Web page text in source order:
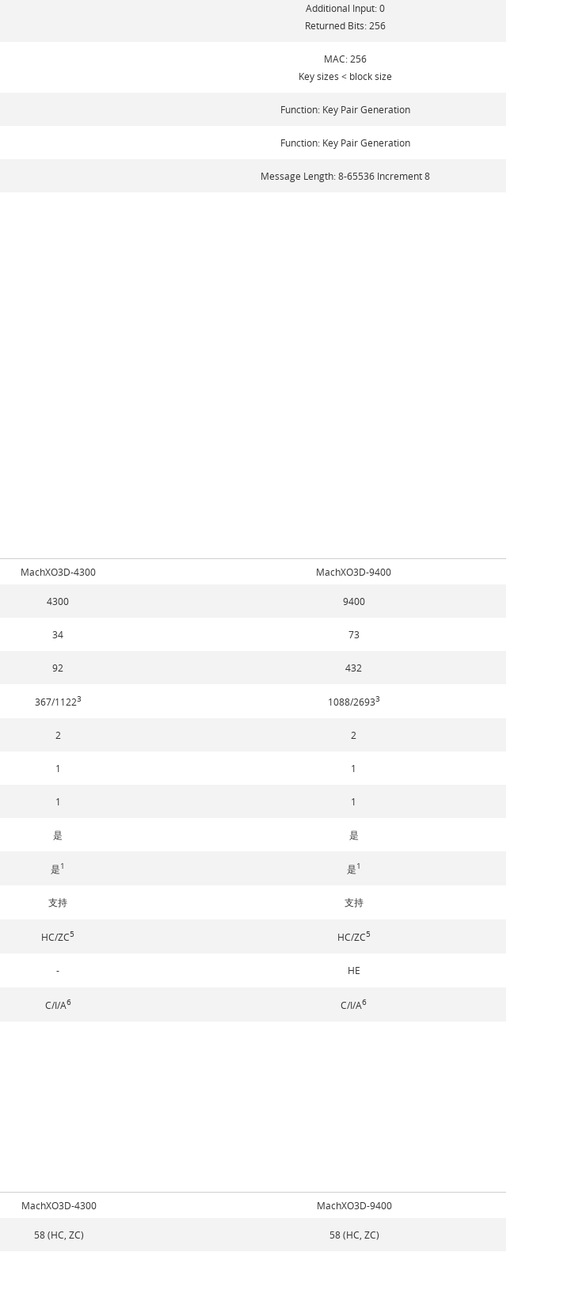
Additional Input: 0
Returned Bits: 256
MAC: 256
Key sizes < block size
Function: Key Pair Generation
Function: Key Pair Generation
Message Length: 8-65536 Increment 8
MachXO3D-4300
MachXO3D-9400
4300 9400
34 73
92 432
367/11223 1088/26933
2 2
1 1
1 1
是 是
是1 是1
支持 支持
HC/ZC5 HC/ZC5
- HE
C/I/A6 C/I/A6
MachXO3D-4300
MachXO3D-9400
58 (HC, ZC) 58 (HC, ZC)